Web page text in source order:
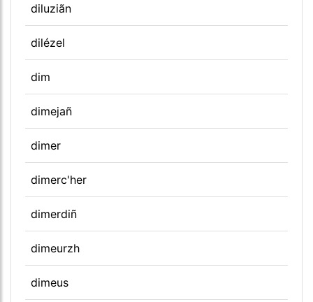
diluziãn
dilézel
dim
dimejañ
dimer
dimerc'her
dimerdiñ
dimeurzh
dimeus